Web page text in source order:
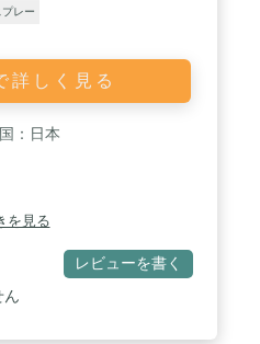
レー
詳しく見る
：日本
を見る
レビューを書く
ん